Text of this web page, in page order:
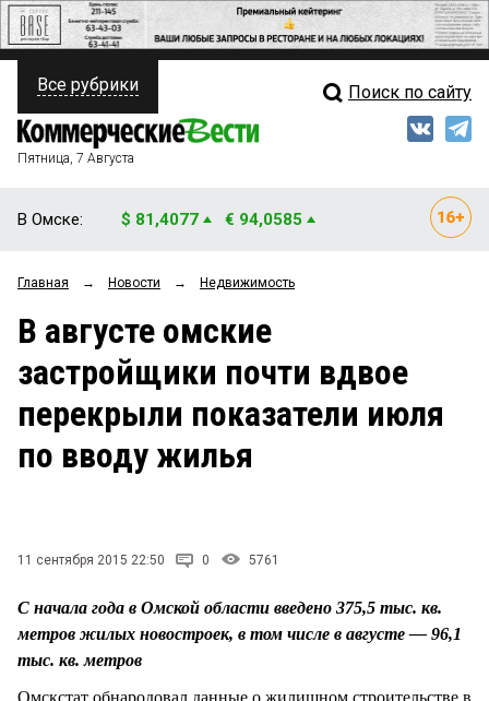
ПОЛИТИКА
ФИНАНСЫ
ОБЩЕСТВО
ЗАКОН
НОВОСТИ КОМПАНИЙ
Свежий выпуск
Мнения
Блоги
Архив
Все рубрики Поиск по сайту
Пятница, 7 Августа
В Омске: $ 81,4077 € 94,0585
Главная → Новости → Недвижимость
В августе омские
застройщики почти вдвое
перекрыли показатели июля
по вводу жилья
11 сентября 2015 22:50 0 5761
С начала года в Омской области введено 375,5 тыс. кв.
метров жилых новостроек, в том числе в августе — 96,1
тыс. кв. метров
Омскстат обнародовал данные о жилищном строительстве в